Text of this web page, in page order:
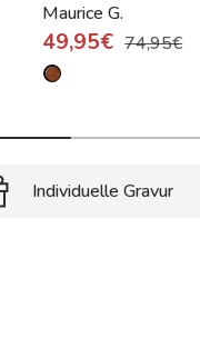
Maurice G.
49,95€ 74,95€
Individuelle Gravur